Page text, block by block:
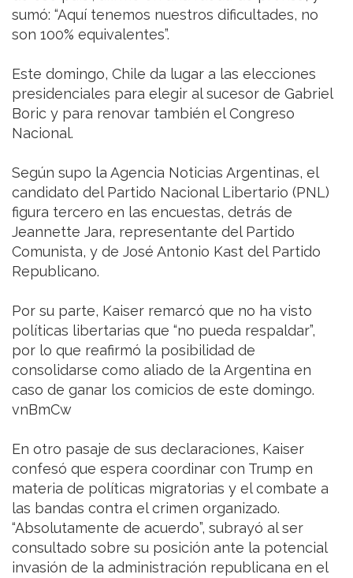
sumó: “Aquí tenemos nuestros dificultades, no
son 100% equivalentes”.
Este domingo, Chile da lugar a las elecciones
presidenciales para elegir al sucesor de Gabriel
Boric y para renovar también el Congreso
Nacional.
Según supo la Agencia Noticias Argentinas, el
candidato del Partido Nacional Libertario (PNL)
figura tercero en las encuestas, detrás de
Jeannette Jara, representante del Partido
Comunista, y de José Antonio Kast del Partido
Republicano.
Por su parte, Kaiser remarcó que no ha visto
políticas libertarias que “no pueda respaldar”,
por lo que reafirmó la posibilidad de
consolidarse como aliado de la Argentina en
caso de ganar los comicios de este domingo.
vnBmCw
En otro pasaje de sus declaraciones, Kaiser
confesó que espera coordinar con Trump en
materia de políticas migratorias y el combate a
las bandas contra el crimen organizado.
“Absolutamente de acuerdo”, subrayó al ser
consultado sobre su posición ante la potencial
invasión de la administración republicana en el